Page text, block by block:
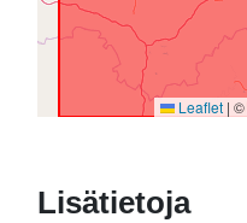
Leaflet | ©
Lisätietoja